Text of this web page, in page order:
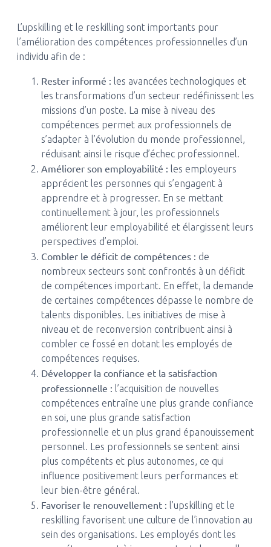
L’upskilling et le reskilling sont importants pour
l’amélioration des compétences professionnelles d’un
individu afin de :
Rester informé : les avancées technologiques et
les transformations d’un secteur redéfinissent les
missions d’un poste. La mise à niveau des
compétences permet aux professionnels de
s’adapter à l’évolution du monde professionnel,
réduisant ainsi le risque d’échec professionnel.
Améliorer son employabilité : les employeurs
apprécient les personnes qui s’engagent à
apprendre et à progresser. En se mettant
continuellement à jour, les professionnels
améliorent leur employabilité et élargissent leurs
perspectives d’emploi.
Combler le déficit de compétences : de
nombreux secteurs sont confrontés à un déficit
de compétences important. En effet, la demande
de certaines compétences dépasse le nombre de
talents disponibles. Les initiatives de mise à
niveau et de reconversion contribuent ainsi à
combler ce fossé en dotant les employés de
compétences requises.
Développer la confiance et la satisfaction
professionnelle : l’acquisition de nouvelles
compétences entraîne une plus grande confiance
en soi, une plus grande satisfaction
professionnelle et un plus grand épanouissement
personnel. Les professionnels se sentent ainsi
plus compétents et plus autonomes, ce qui
influence positivement leurs performances et
leur bien-être général.
Favoriser le renouvellement : l’upskilling et le
reskilling favorisent une culture de l’innovation au
sein des organisations. Les employés dont les